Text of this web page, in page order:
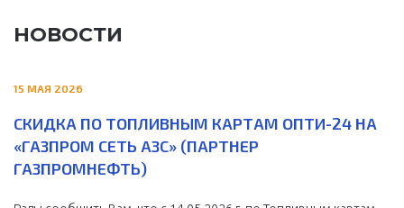
НОВОСТИ
15 МАЯ 2026
СКИДКА ПО ТОПЛИВНЫМ КАРТАМ ОПТИ-24 НА
«ГАЗПРОМ СЕТЬ АЗС» (ПАРТНЕР
ГАЗПРОМНЕФТЬ)